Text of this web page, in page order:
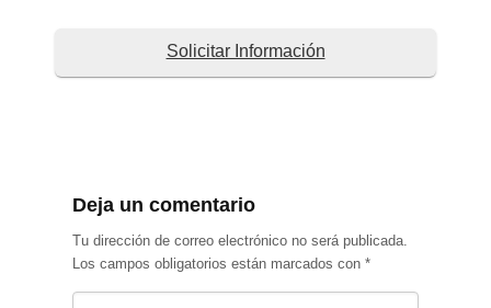
Solicitar Información
Deja un comentario
Tu dirección de correo electrónico no será publicada.
Los campos obligatorios están marcados con *